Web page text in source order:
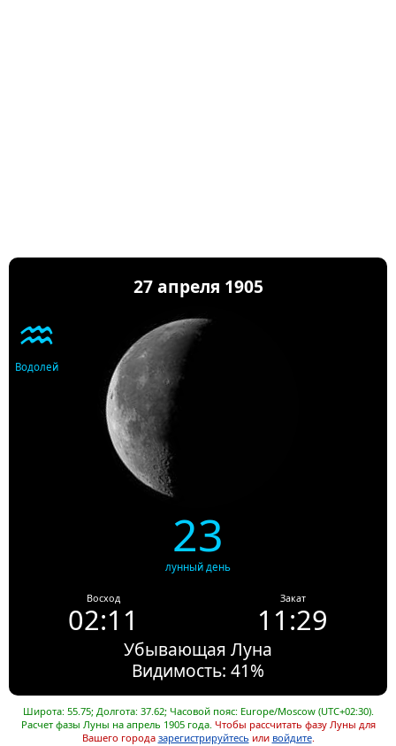
27 апреля 1905
♒
Водолей
23
лунный день
Восход
02:11
Закат
11:29
Убывающая Луна
Видимость: 41%
Широта: 55.75; Долгота: 37.62; Часовой пояс: Europe/Moscow (UTC+02:30).
Расчет фазы Луны на апрель 1905 года. Чтобы рассчитать фазу Луны для
Вашего города зарегистрируйтесь или войдите.